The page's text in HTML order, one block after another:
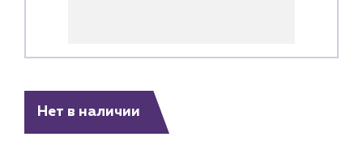
Нет в наличии